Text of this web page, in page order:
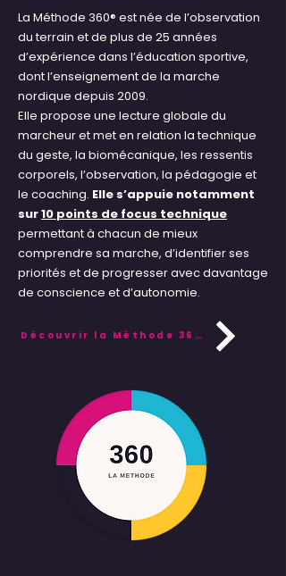
La Méthode 360® est née de l’observation
du terrain et de plus de 25 années
d’expérience dans l’éducation sportive,
dont l’enseignement de la marche
nordique depuis 2009.
Elle propose une lecture globale du
marcheur et met en relation la technique
du geste, la biomécanique, les ressentis
corporels, l’observation, la pédagogie et
le coaching. Elle s’appuie notamment
sur10 points de focus technique
permettant à chacun de mieux
comprendre sa marche, d’identifier ses
priorités et de progresser avec davantage
de conscience et d’autonomie.
Découvrir la Méthode 360